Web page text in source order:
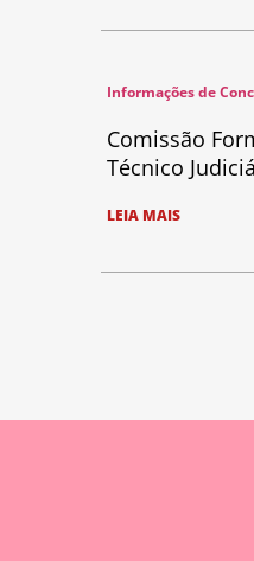
Informações de
Comissão
Técnico
LEIA MAIS